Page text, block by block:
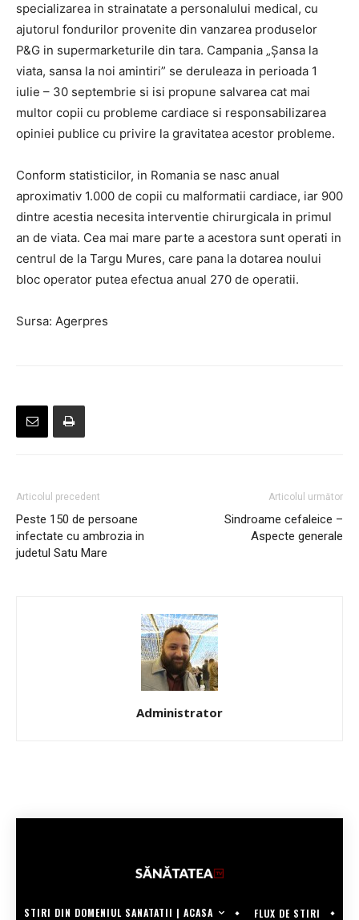
specializarea in strainatate a personalului medical, cu
ajutorul fondurilor provenite din vanzarea produselor
P&G in supermarketurile din tara. Campania „Şansa la
viata, sansa la noi amintiri” se deruleaza in perioada 1
iulie – 30 septembrie si isi propune salvarea cat mai
multor copii cu probleme cardiace si responsabilizarea
opiniei publice cu privire la gravitatea acestor probleme.
Conform statisticilor, in Romania se nasc anual
aproximativ 1.000 de copii cu malformatii cardiace, iar 900
dintre acestia necesita interventie chirurgicala in primul
an de viata. Cea mai mare parte a acestora sunt operati in
centrul de la Targu Mures, care pana la dotarea noului
bloc operator putea efectua anual 270 de operatii.
Sursa: Agerpres
Articolul precedent
Peste 150 de persoane
infectate cu ambrozia in
judetul Satu Mare
Articolul următor
Sindroame cefaleice –
Aspecte generale
Administrator
STIRI DIN DOMENIUL SANATATII | ACASA FLUX DE STIRI